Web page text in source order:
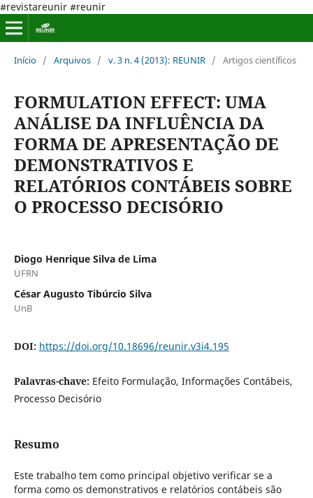
#revistareunir #reunir
Início / Arquivos / v. 3 n. 4 (2013): REUNIR / Artigos científicos
FORMULATION EFFECT: UMA
ANÁLISE DA INFLUÊNCIA DA
FORMA DE APRESENTAÇÃO DE
DEMONSTRATIVOS E
RELATÓRIOS CONTÁBEIS SOBRE
O PROCESSO DECISÓRIO
Diogo Henrique Silva de Lima
UFRN
César Augusto Tibúrcio Silva
UnB
DOI: https://doi.org/10.18696/reunir.v3i4.195
Palavras-chave: Efeito Formulação, Informações Contábeis,
Processo Decisório
Resumo
Este trabalho tem como principal objetivo verificar se a
forma como os demonstrativos e relatórios contábeis são